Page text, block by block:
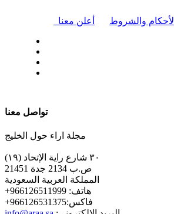
أعلن معنا الأحكام والشروط
تواصل معنا
مجلة اراء حول الخليج
٣٠ شارع راية الإتحاد (١٩)
ص.ب 2134 جدة 21451
المملكة العربية السعودية
+هاتف: 966126511999
+فاكس:966126531375